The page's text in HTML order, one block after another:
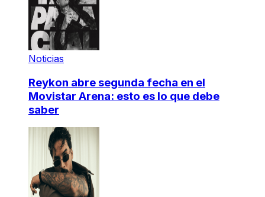
Noticias
Reykon abre segunda fecha en el
Movistar Arena: esto es lo que debe
saber